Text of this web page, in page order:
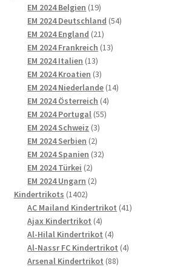
Produkte
EM 2024 Belgien 1919
Produkte
EM 2024 Deutschland 5454
EM 2024 England 2121
Produkte
EM 2024 Frankreich 1313
EM 2024 Italien 1313
Produkte
EM 2024 Kroatien 33
Produkte
EM 2024 Niederlande 1414
EM 2024 Österreich 44
EM 2024 Portugal 5555
EM 2024 Schweiz 33
EM 2024 Serbien 22
Produkte
EM 2024 Spanien 3232
EM 2024 Türkei 22
Produkte
EM 2024 Ungarn 22
Kindertrikots 14021402
Produkte
AC Mailand Kindertrikot 4141
Ajax Kindertrikot 44
Produkte
Al-Hilal Kindertrikot 44
Produkte
Al-Nassr FC Kindertrikot 44
Arsenal Kindertrikot 8888